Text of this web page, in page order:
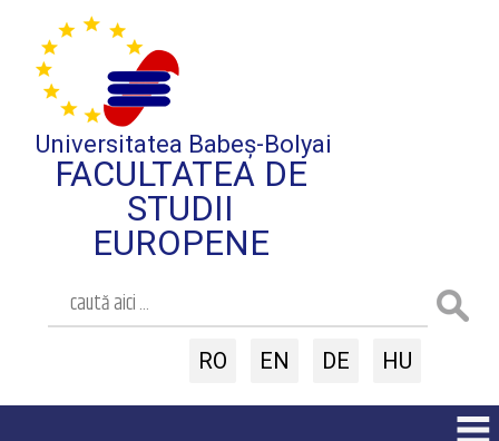
Universitatea Babeș-Bolyai
FACULTATEA DE
STUDII
EUROPENE
RO EN DE HU